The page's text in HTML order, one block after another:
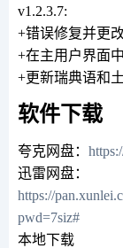
v1.2.3.7:
+错误修复并更
+在主用户界面
+更新瑞典语和
软件下载
夸克网盘：
迅雷网盘：
https://
pwd=7siz#
本地下载